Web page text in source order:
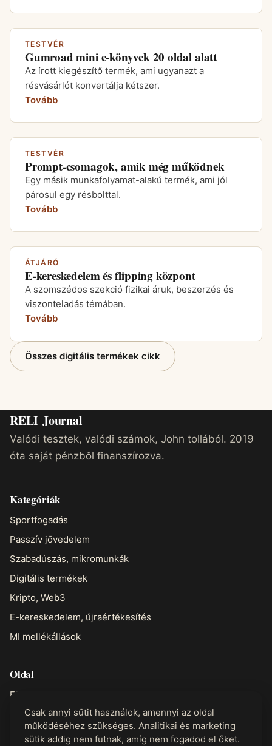
TESTVÉR
Gumroad mini e-könyvek 20 oldal alatt
Az írott kiegészítő termék, ami ugyanazt a
résvásárlót konvertálja kétszer.
Tovább
TESTVÉR
Prompt-csomagok, amik még működnek
Egy másik munkafolyamat-alakú termék, ami jól
párosul egy résbolttal.
Tovább
ÁTJÁRÓ
E-kereskedelem és flipping központ
A szomszédos szekció fizikai áruk, beszerzés és
viszonteladás témában.
Tovább
Összes digitális termékek cikk
RELI Journal
Valódi tesztek, valódi számok, John tollából. 2019
óta saját pénzből finanszírozva.
Kategóriák
Sportfogadás
Passzív jövedelem
Szabadúszás, mikromunkák
Digitális termékek
Kripto, Web3
E-kereskedelem, újraértékesítés
MI mellékállások
Oldal
Főoldal
Rólam
Kapcsolat
Csak annyi sütit használok, amennyi az oldal
működéséhez szükséges. Analitikai és marketing
sütik addig nem futnak, amíg nem fogadod el őket.